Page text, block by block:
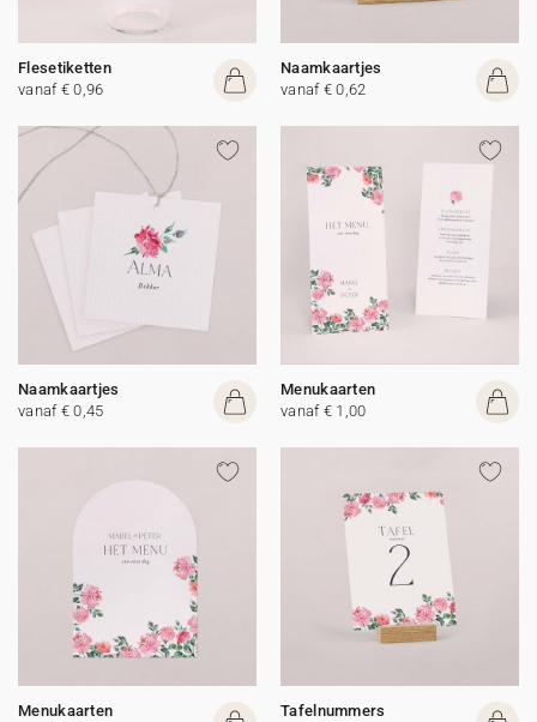
Flesetiketten
vanaf € 0,96
Naamkaartjes
vanaf € 0,62
Naamkaartjes
vanaf € 0,45
Menukaarten
vanaf € 1,00
Menukaarten
Tafelnummers